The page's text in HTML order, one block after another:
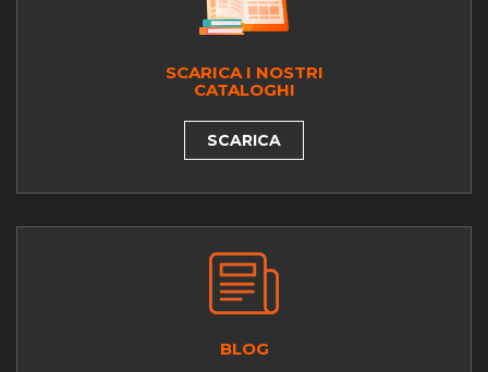
SCARICA I NOSTRI
CATALOGHI
SCARICA
BLOG